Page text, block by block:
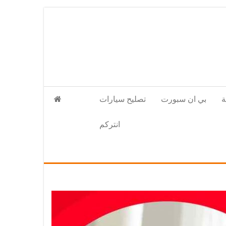
تصليح سيارات بي ان سبورت
انتركم